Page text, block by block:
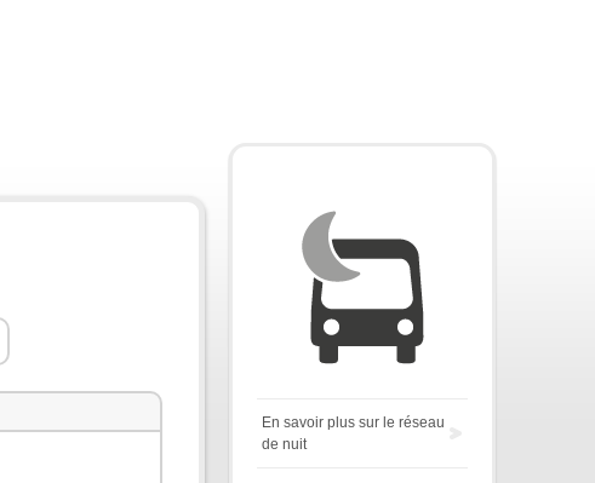
En savoir plus sur le réseau
de nuit